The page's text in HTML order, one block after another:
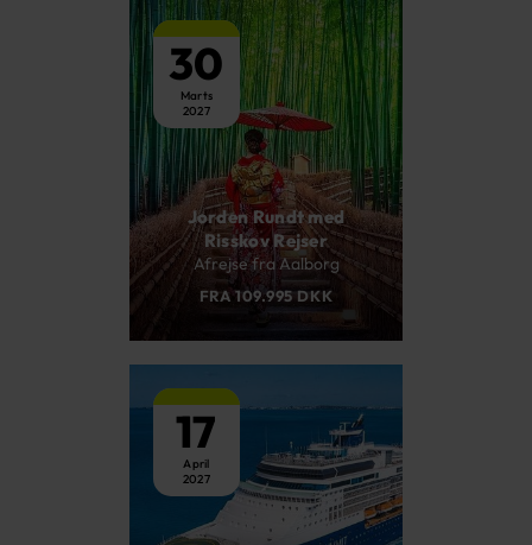
30
Marts
2027
Jorden Rundt med
Risskov Rejser
Afrejse fra Aalborg
FRA 109.995 DKK
17
April
2027